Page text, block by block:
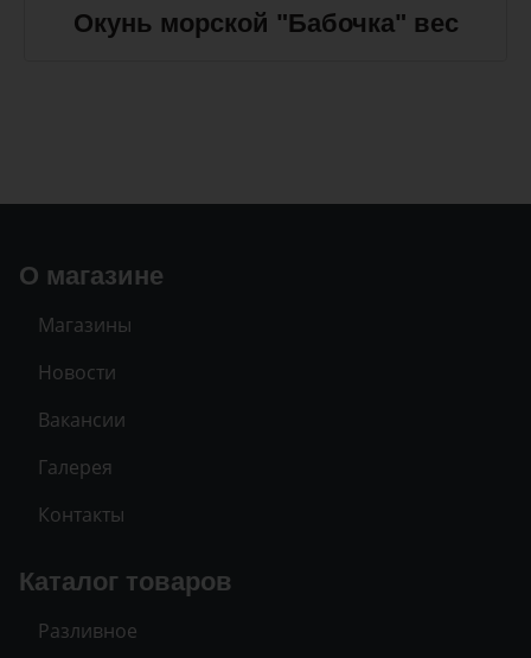
Окунь морской "Бабочка" вес
О магазине
Магазины
Новости
Вакансии
Галерея
Контакты
Каталог товаров
Разливное